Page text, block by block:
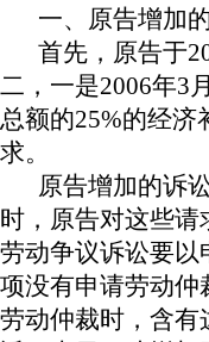
一、原告增加
首先，原告于
二，一是2006年3月
总额的25%的经济
求。
原告增加的诉
时，原告对这些
劳动争议诉讼要以
项没有申请劳动仲
劳动仲裁时，含有